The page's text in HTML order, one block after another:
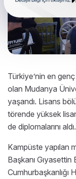
Türkiye’nin en
olan Mudanya
yaşandı. Lisans
törende yüksek
de diplomalarını aldı.
Kampüste yapılan
Başkanı
Cumhurbaşkanlığı